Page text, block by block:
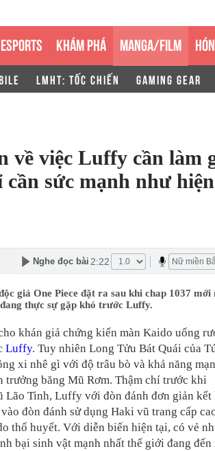
ESPORTS KHÁM PHÁ MANGA/FILM
LMHT: TỐC CHIẾN GAMING GEAR
về việc Luffy cần làm
sức mạnh như hiện
Nghe đọc bài 2:22
giả One Piece đặt ra sau khi chap 1037 mới
thực sự gặp khó trước Luffy.
khán giả chứng kiến màn Kaido uống
Luffy. Tuy nhiên Long Tửu Bát Quái của
xi nhê gì với độ trâu bò và khả năng
trưởng băng Mũ Rơm. Thậm chí trước khi
Lão Tinh, Luffy với đòn đánh đơn giản kết
đòn đánh sử dụng Haki vũ trang cấp
thổ huyết. Với diễn biến hiện tại, có vẻ
bại sinh vật mạnh nhất thế giới đang đến